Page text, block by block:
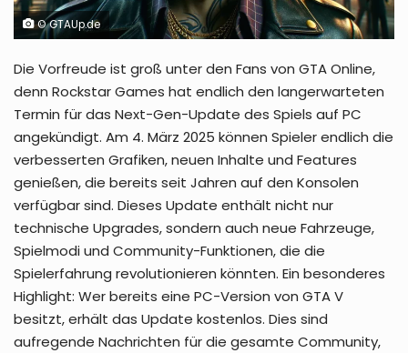
© GTAUp.de
Die Vorfreude ist groß unter den Fans von GTA Online,
denn Rockstar Games hat endlich den langerwarteten
Termin für das Next-Gen-Update des Spiels auf PC
angekündigt. Am 4. März 2025 können Spieler endlich die
verbesserten Grafiken, neuen Inhalte und Features
genießen, die bereits seit Jahren auf den Konsolen
verfügbar sind. Dieses Update enthält nicht nur
technische Upgrades, sondern auch neue Fahrzeuge,
Spielmodi und Community-Funktionen, die die
Spielerfahrung revolutionieren könnten. Ein besonderes
Highlight: Wer bereits eine PC-Version von GTA V
besitzt, erhält das Update kostenlos. Dies sind
aufregende Nachrichten für die gesamte Community,